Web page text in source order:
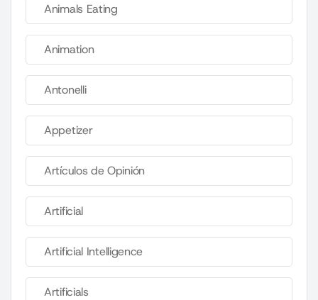
Animals Eating
Animation
Antonelli
Appetizer
Artículos de Opinión
Artificial
Artificial Intelligence
Artificials